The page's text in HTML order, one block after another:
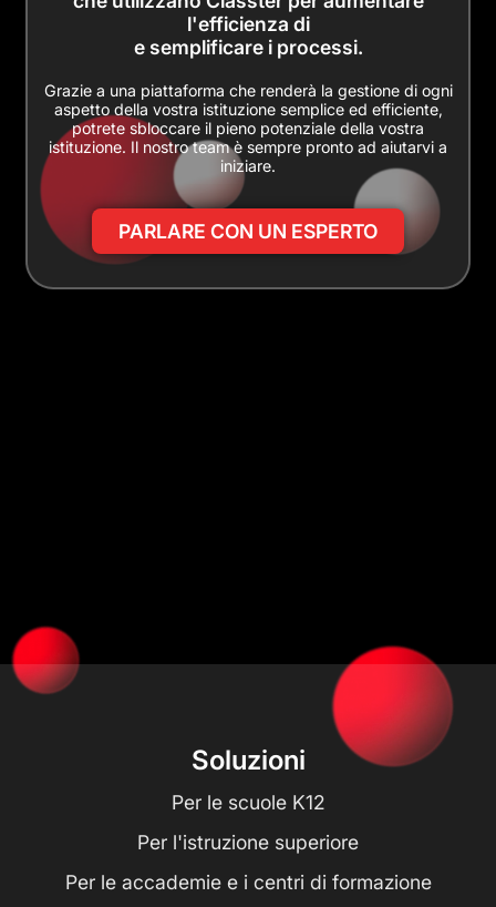
l'efficienza di
e semplificare i processi.
Grazie a una piattaforma che renderà la gestione di ogni
aspetto della vostra istituzione semplice ed efficiente,
potrete sbloccare il pieno potenziale della vostra
istituzione. Il nostro team è sempre pronto ad aiutarvi a
iniziare.
PARLARE CON UN ESPERTO
Soluzioni
Per le scuole K12
Per l'istruzione superiore
Per le accademie e i centri di formazione